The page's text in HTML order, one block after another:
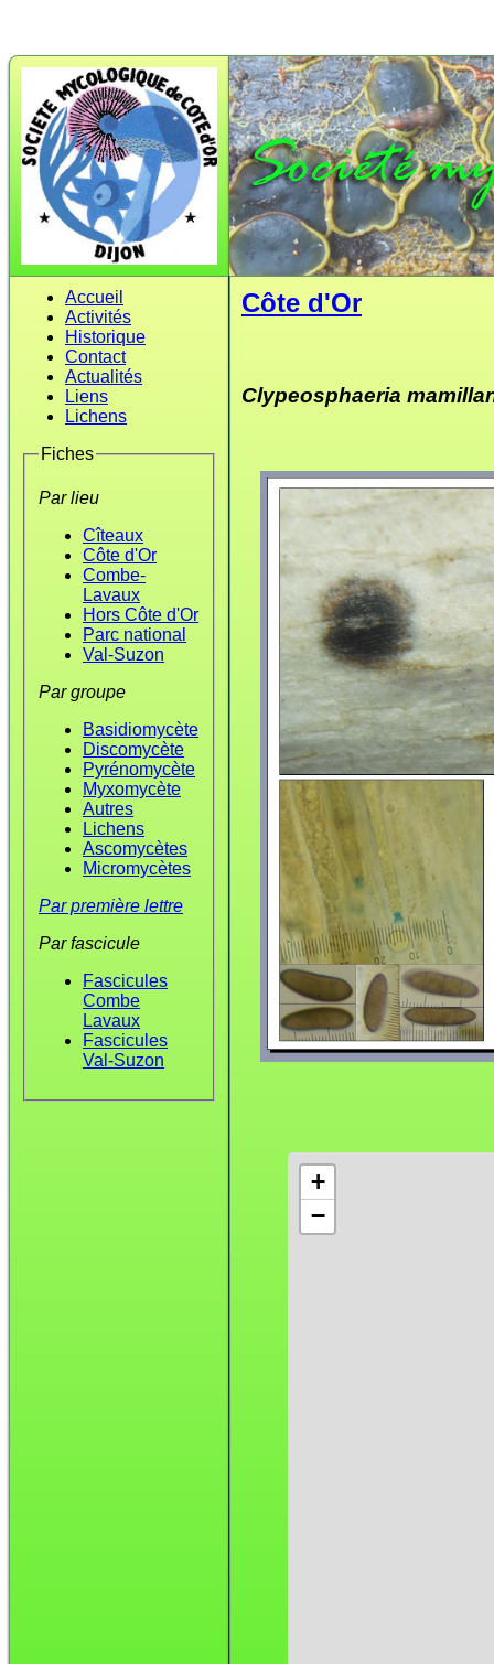
Accueil
Activités
Historique
Contact
Actualités
Liens
Lichens
Fiches
Par lieu
Cîteaux
Côte d'Or
Combe-
Lavaux
Hors Côte d'Or
Parc national
Val-Suzon
Par groupe
Basidiomycète
Discomycète
Pyrénomycète
Myxomycète
Autres
Lichens
Ascomycètes
Micromycètes
Par première lettre
Par fascicule
Fascicules
Combe
Lavaux
Fascicules
Val-Suzon
Côte d'Or
Clypeosphaeria
+
−